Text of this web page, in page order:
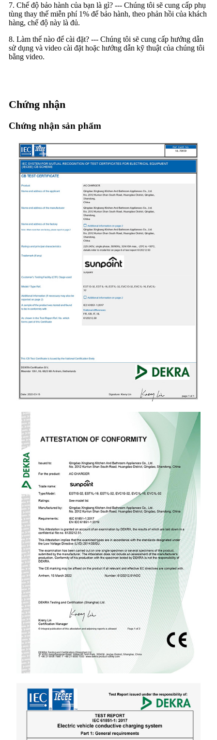
7. Chế độ bảo hành của bạn là gì? --- Chúng tôi sẽ cung cấp phụ
tùng thay thế miễn phí 1% để bảo hành, theo phản hồi của khách
hàng, chế độ này là đủ.
8. Làm thế nào để cài đặt? --- Chúng tôi sẽ cung cấp hướng dẫn
sử dụng và video cài đặt hoặc hướng dẫn kỹ thuật của chúng tôi
bằng video.
Chứng nhận
Chứng nhận sản phẩm